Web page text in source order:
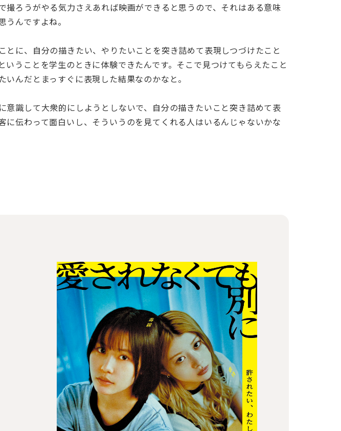
撮ろうがやる気力さえあれば映画ができると思うので、それはある意味
うんですよね。
とに、自分の描きたい、やりたいことを突き詰めて表現しつづけたこと
いうことを学生のときに体験できたんです。そこで見つけてもらえたこと
いんだとまっすぐに表現した結果なのかなと。
意識して大衆的にしようとしないで、自分の描きたいこと突き詰めて表
に伝わって面白いし、そういうのを見てくれる人はいるんじゃないかな